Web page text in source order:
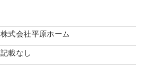
株式会社平原ホーム
記載なし